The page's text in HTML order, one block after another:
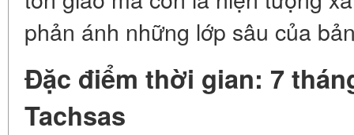
phản ánh những lớp sâu của
Đặc điểm thời gian: 7
Tachsas